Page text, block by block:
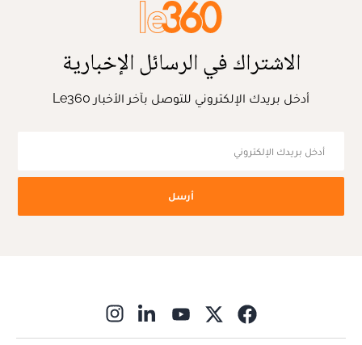
الاشتراك في الرسائل الإخبارية
أدخل بريدك الإلكتروني للتوصل بآخر الأخبار Le360
أرسل